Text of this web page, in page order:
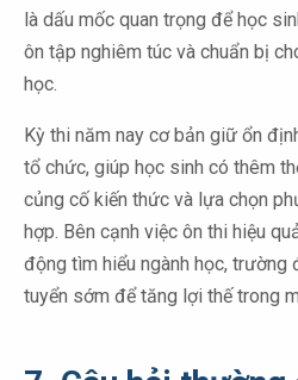
là dấu mốc quan trọng để học
ôn tập nghiêm túc và chuẩn bị
học.
Kỳ thi năm nay cơ bản giữ ổn
tổ chức, giúp học sinh có thêm
củng cố kiến thức và lựa chọn
hợp. Bên cạnh việc ôn thi hiệu
động tìm hiểu ngành học, trường
tuyển sớm để tăng lợi thế trong